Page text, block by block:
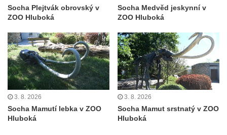
Socha Afrodité u pavilonu Reinerovy fresky
Pamětní kámen rybníka Barbory v
Duchcově
Delfín na Sfingovém rybníku v zámeckém
parku v Duchcově
zámeckém parku v Duchcově
Socha Plejtvák obrovský v
ZOO Hluboká
Socha Medvěd jeskynní v
ZOO Hluboká
3. 8. 2026
Socha Mamutí lebka v ZOO
Hluboká
3. 8. 2026
Socha Mamut srstnatý v ZOO
Hluboká